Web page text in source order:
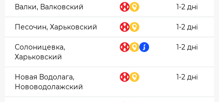
Валки, Валковский 1-2 дні
Песочин, Харьковский 1-2 дні
Солоницевка,
Харьковский
1-2 дні
Новая Водолага,
Нововодолажский
1-2 дні